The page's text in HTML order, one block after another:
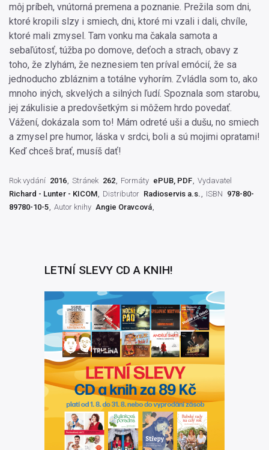
môj príbeh, vnútorná premena a poznanie. Prežila som dni,
ktoré kropili slzy i smiech, dni, ktoré mi vzali i dali, chvíle,
ktoré mali zmysel. Tam vonku ma čakala samota a
sebaľútosť, túžba po domove, deťoch a strach, obavy z
toho, že zlyhám, že neznesiem ten príval emócií, že sa
jednoducho zbláznim a totálne vyhorím. Zvládla som to, ako
mnoho iných, skvelých a silných ľudí. Spoznala som starobu,
jej zákulisie a predovšetkým si môžem hrdo povedať.
Vážení, dokázala som to! Mám odreté uši a dušu, no smiech
a zmysel pre humor, láska v srdci, boli a sú mojimi opratami!
Keď chceš brať, musíš dať!
Rok vydání 2016 Stránek 262 Formáty ePUB, PDF Vydavatel
Richard - Lunter - KICOM
Distributor Radioservis a.s. ISBN 978-80-
89780-10-5 Autor knihy Angie Oravcová
LETNÍ SLEVY CD A KNIH!